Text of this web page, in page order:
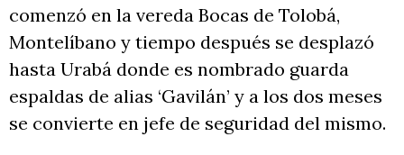
comenzó en la vereda Bocas de Tolobá,
Montelíbano y tiempo después se desplazó
hasta Urabá donde es nombrado guarda
espaldas de alias ‘Gavilán’ y a los dos meses
se convierte en jefe de seguridad del mismo.